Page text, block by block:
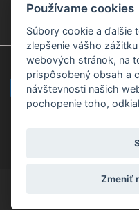
Gemmoterapia
Nakupuj bezpečne
Kamenné predajne
Považská Bystrica v Kauflande
Žilina
Záruka kvality
© Copyright
Používame cookies
Súbory cookie a ďalšie
zlepšenie vášho
webových stránok, na
prispôsobený obsah a
návštevnosti našich
pochopenie toho,
Zmeniť